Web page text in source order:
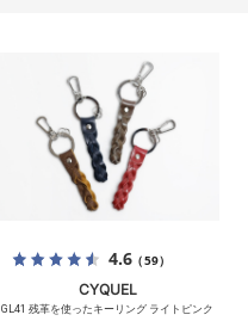
4.6（59）
CYQUEL
GL41 残革を使ったキーリング ライトピンク